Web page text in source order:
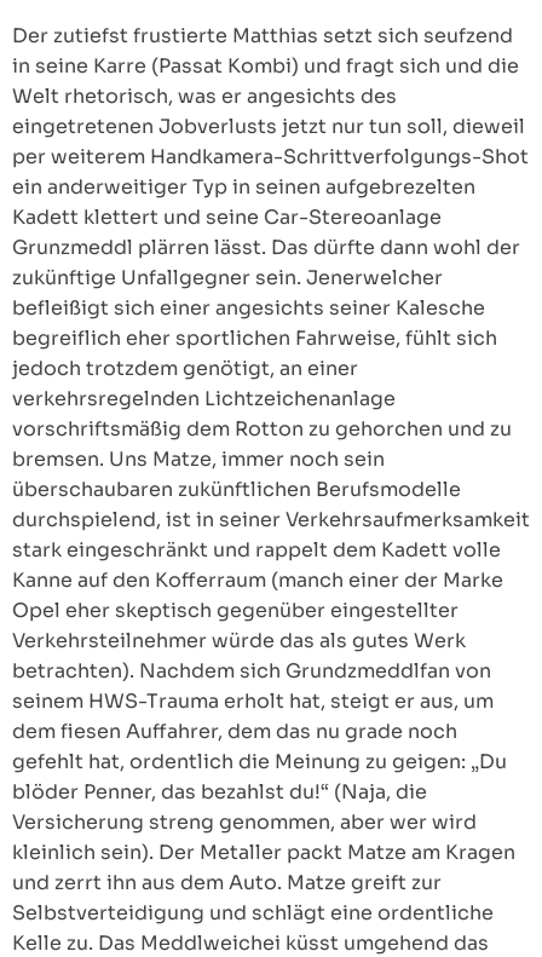
Der zutiefst frustierte Matthias setzt sich seufzend
in seine Karre (Passat Kombi) und fragt sich und die
Welt rhetorisch, was er angesichts des
eingetretenen Jobverlusts jetzt nur tun soll, dieweil
per weiterem Handkamera-Schrittverfolgungs-Shot
ein anderweitiger Typ in seinen aufgebrezelten
Kadett klettert und seine Car-Stereoanlage
Grunzmeddl plärren lässt. Das dürfte dann wohl der
zukünftige Unfallgegner sein. Jenerwelcher
befleißigt sich einer angesichts seiner Kalesche
begreiflich eher sportlichen Fahrweise, fühlt sich
jedoch trotzdem genötigt, an einer
verkehrsregelnden Lichtzeichenanlage
vorschriftsmäßig dem Rotton zu gehorchen und zu
bremsen. Uns Matze, immer noch sein
überschaubaren zukünftlichen Berufsmodelle
durchspielend, ist in seiner Verkehrsaufmerksamkeit
stark eingeschränkt und rappelt dem Kadett volle
Kanne auf den Kofferraum (manch einer der Marke
Opel eher skeptisch gegenüber eingestellter
Verkehrsteilnehmer würde das als gutes Werk
betrachten). Nachdem sich Grundzmeddlfan von
seinem HWS-Trauma erholt hat, steigt er aus, um
dem fiesen Auffahrer, dem das nu grade noch
gefehlt hat, ordentlich die Meinung zu geigen: „Du
blöder Penner, das bezahlst du!“ (Naja, die
Versicherung streng genommen, aber wer wird
kleinlich sein). Der Metaller packt Matze am Kragen
und zerrt ihn aus dem Auto. Matze greift zur
Selbstverteidigung und schlägt eine ordentliche
Kelle zu. Das Meddlweichei küsst umgehend das